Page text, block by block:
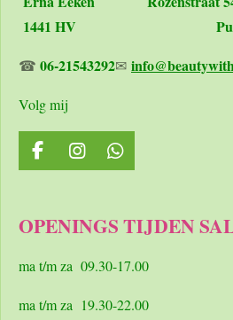
1441 HV
☎ 06-21543292✉
Volg mij
F
a
b
o
I
n
a
r
m
W
h
s
p
OPENINGS TIJDEN
ma t/m za 09.30-17.00
ma t/m za 19.30-22.00